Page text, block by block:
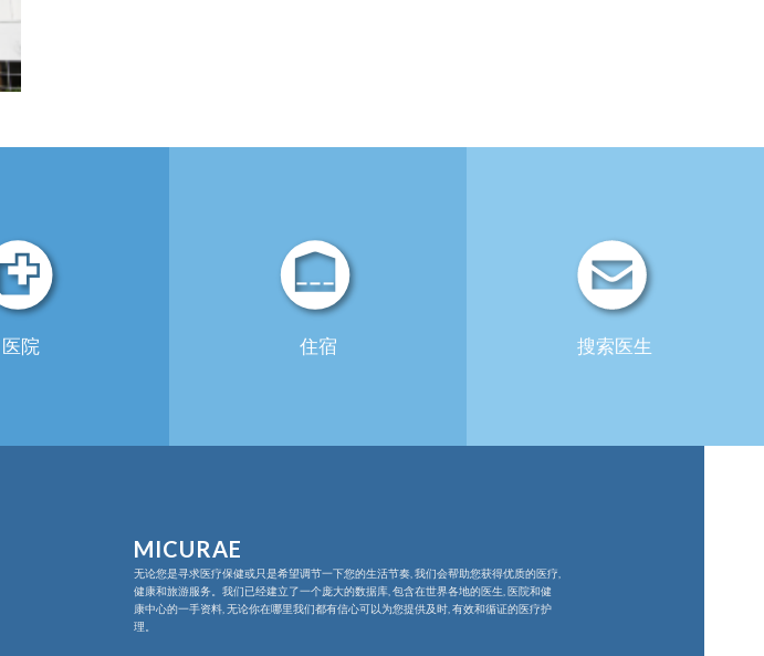
医院 住宿 搜索医生
MICURAE
无论您是寻求医疗保健或只是希望调节一下您的生活节奏, 我们会帮助您获得优质的医疗,
健康和旅游服务。我们已经建立了一个庞大的数据库, 包含在世界各地的医生, 医院和健
康中心的一手资料, 无论你在哪里我们都有信心可以为您提供及时, 有效和循证的医疗护
理。